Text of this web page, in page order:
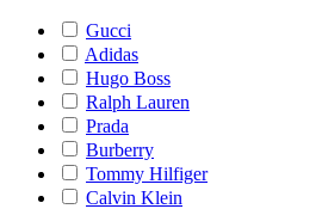
Gucci
Adidas
Hugo Boss
Ralph Lauren
Prada
Burberry
Tommy Hilfiger
Calvin Klein